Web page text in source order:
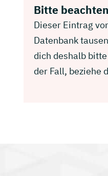
Bitte
Dieser Eintrag
Datenbank
dich deshalb
der Fall, beziehe